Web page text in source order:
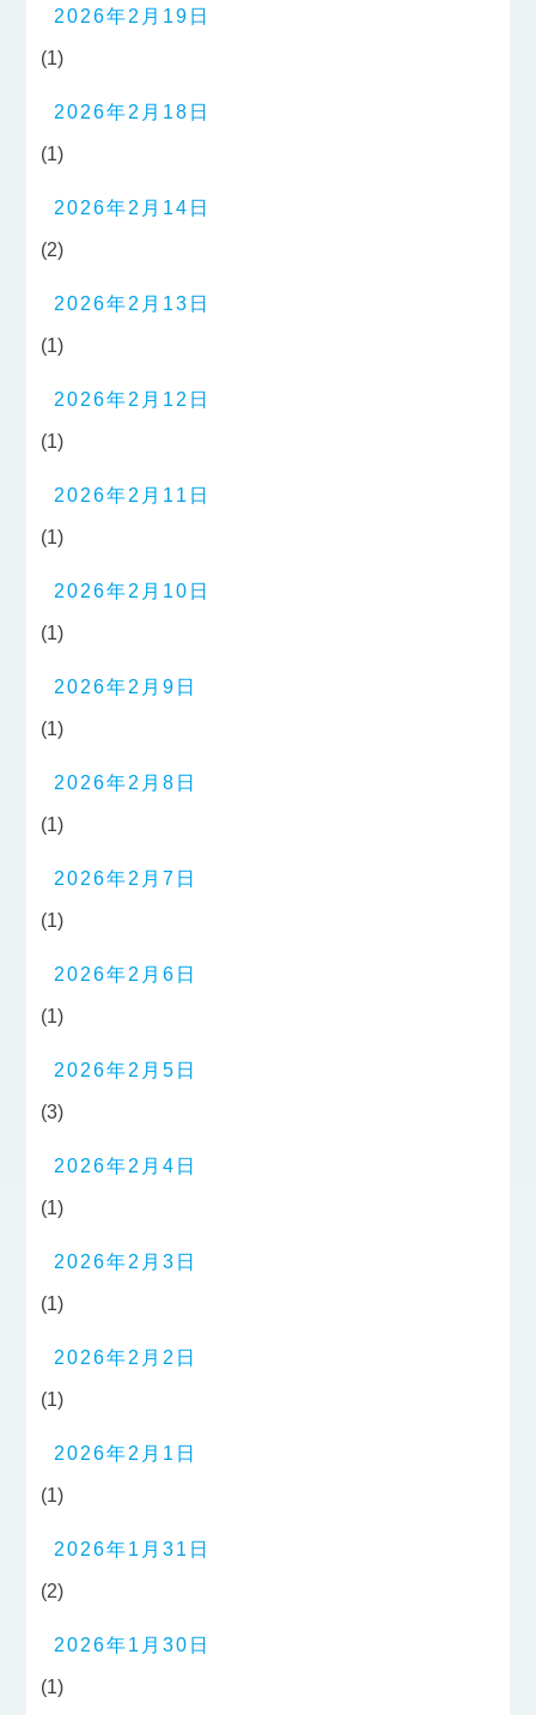
2026年2月19日
(1)
2026年2月18日
(1)
2026年2月14日
(2)
2026年2月13日
(1)
2026年2月12日
(1)
2026年2月11日
(1)
2026年2月10日
(1)
2026年2月9日
(1)
2026年2月8日
(1)
2026年2月7日
(1)
2026年2月6日
(1)
2026年2月5日
(3)
2026年2月4日
(1)
2026年2月3日
(1)
2026年2月2日
(1)
2026年2月1日
(1)
2026年1月31日
(2)
2026年1月30日
(1)